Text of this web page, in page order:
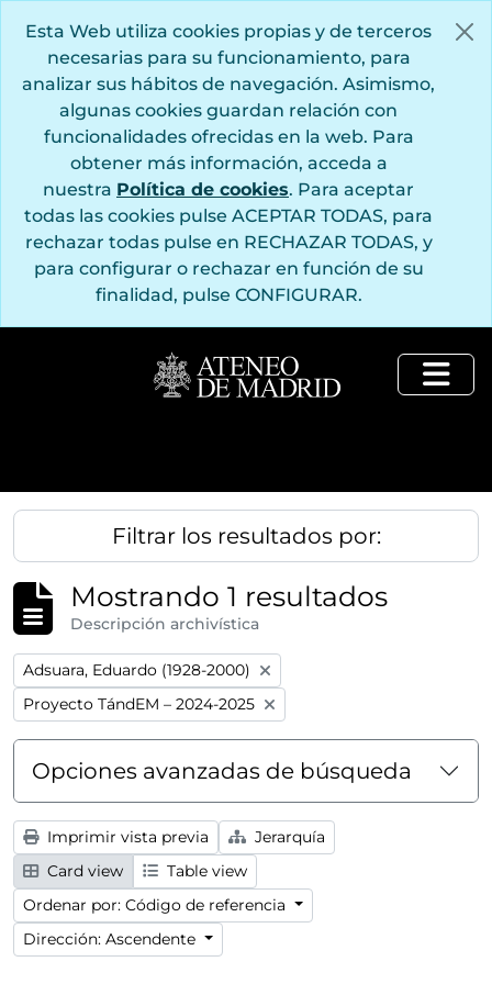
Esta Web utiliza cookies propias y de terceros
necesarias para su funcionamiento, para
analizar sus hábitos de navegación. Asimismo,
algunas cookies guardan relación con
funcionalidades ofrecidas en la web. Para
obtener más información, acceda a
nuestra Política de cookies. Para aceptar
todas las cookies pulse ACEPTAR TODAS, para
rechazar todas pulse en RECHAZAR TODAS, y
para configurar o rechazar en función de su
finalidad, pulse CONFIGURAR.
Filtrar los resultados por:
Mostrando 1 resultados
Descripción archivística
Remove filter:
Adsuara, Eduardo (1928-2000)
Remove filter:
Proyecto TándEM – 2024-2025
Opciones avanzadas de búsqueda
Imprimir vista previa
Jerarquía
Card view
Table view
Ordenar por: Código de referencia
Dirección: Ascendente